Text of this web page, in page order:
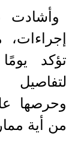
وأشادت
إجراءات،
تؤكد
لتفاصيل
وحرصها
من أية